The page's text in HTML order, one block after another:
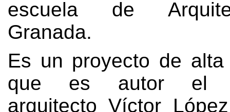
escuela de
Granada.
Es un proyecto de
que es autor el
arquitecto Víctor